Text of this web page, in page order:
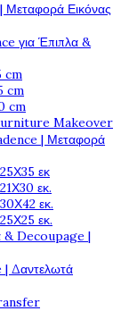
Εικόνας
για Έπιπλα &
cm
cm
cm
Makeover
| Μεταφορά
εκ
εκ.
εκ.
εκ.
& Decoupage |
Δαντελωτά